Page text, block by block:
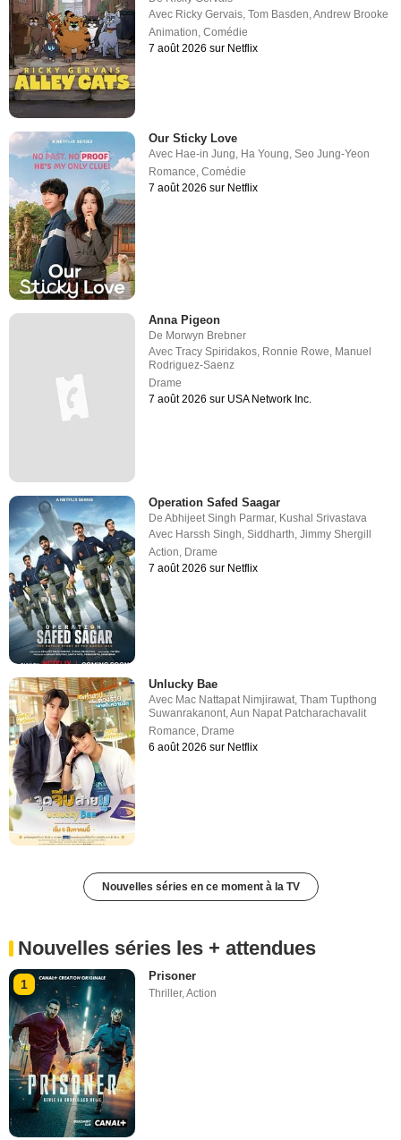
Avec Ricky Gervais ,Tom Basden ,Andrew Brooke
Animation ,Comédie
7 août 2026 sur Netflix
Our Sticky Love
Avec Hae-in Jung, Ha Young,Seo Jung-Yeon
Romance,Comédie
7 août 2026 sur Netflix
Anna Pigeon
De Morwyn Brebner
AvecTracy Spiridakos, Ronnie Rowe, Manuel
Rodriguez-Saenz
Drame
7 août 2026 sur USA Network Inc.
Operation Safed Saagar
DeAbhijeet Singh Parmar, Kushal Srivastava
Avec Harssh Singh ,Siddharth ,Jimmy Shergill
Action Drame
7 août 2026 sur Netflix
Unlucky Bae
Avec Mac Nattapat Nimjirawat,Tham Tupthong
Suwanrakanont,Aun Napat Patcharachavalit
Romance, Drame
6 août 2026 sur Netflix
Nouvelles séries en ce moment à la TV
Nouvelles séries les + attendues
1
Prisoner
Thriller,Action